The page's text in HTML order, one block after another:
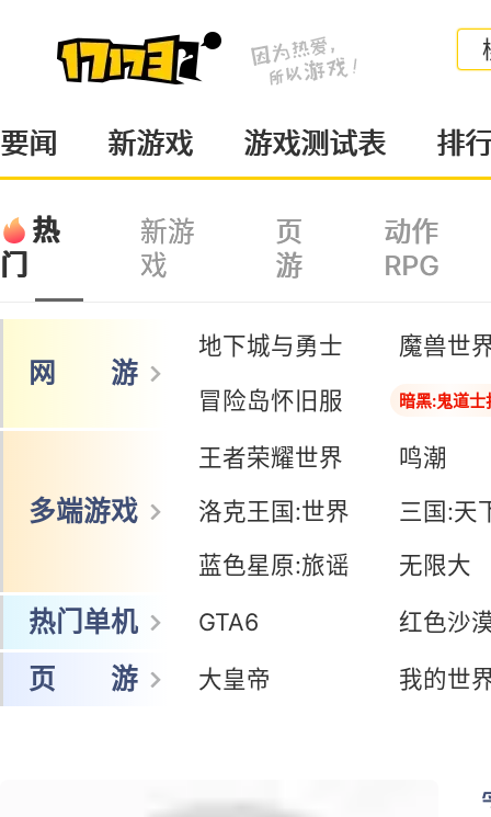
要闻 新游戏 游戏测试表 排
热
门
新游
戏
页
游
动作
RPG
网 游
地下城与勇士
魔兽世
冒险岛怀旧服
暗黑:鬼道士
多端游戏
王者荣耀世界
鸣潮
洛克王国:世界
三国:天
蓝色星原:旅谣
无限大
热门单机 GTA6 红色沙
页 游 大皇帝 我的世